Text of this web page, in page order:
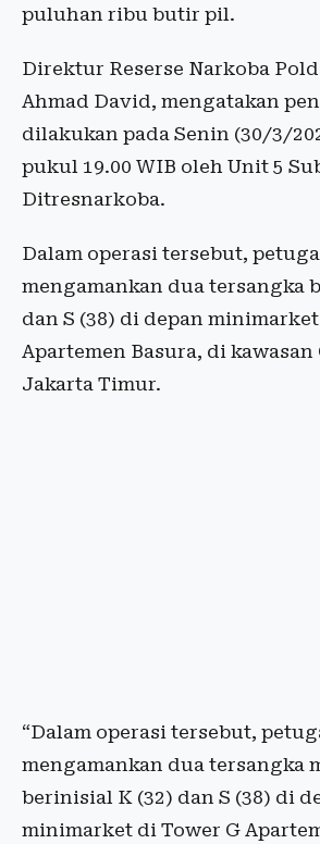
puluhan ribu butir pil.
Direktur Reserse Narkoba
Ahmad David, mengatakan
dilakukan pada Senin (30/3/
pukul 19.00 WIB oleh Unit 5
Ditresnarkoba.
Dalam operasi tersebut,
mengamankan dua tersangka
dan S (38) di depan
Apartemen Basura, di
Jakarta Timur.
“Dalam operasi tersebut,
mengamankan dua tersangka
berinisial K (32) dan S (38) di
minimarket di Tower G